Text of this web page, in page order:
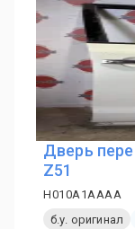
Дверь
Z51
H010A1AAAA
б.у. оригинал